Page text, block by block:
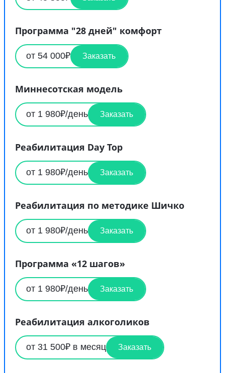
Программа "28 дней" комфорт
от 54 000₽ Заказать
Миннесотская модель
от 1 980₽/день Заказать
Реабилитация Day Top
от 1 980₽/день Заказать
Реабилитация по методике Шичко
от 1 980₽/день Заказать
Программа «12 шагов»
от 1 980₽/день Заказать
Реабилитация алкоголиков
от 31 500₽ в месяц Заказать